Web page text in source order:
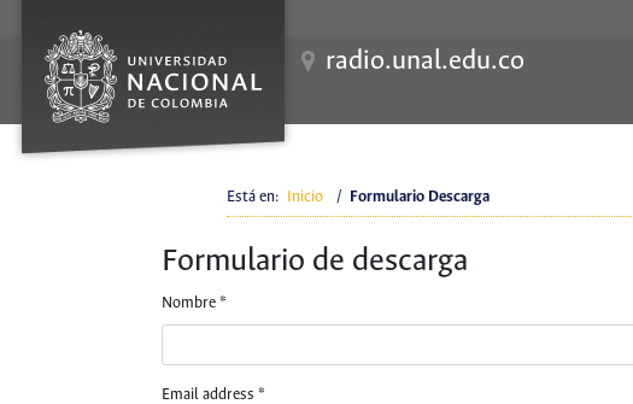
radio.unal.edu.co
Está en: Inicio / Formulario Descarga
Formulario de descarga
Nombre*
Email address*